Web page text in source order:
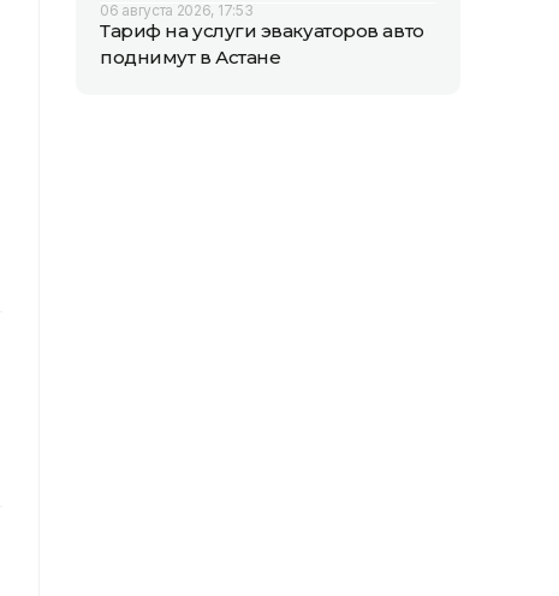
06 августа 2026, 17:53
Тариф на услуги эвакуаторов авто
поднимут в Астане